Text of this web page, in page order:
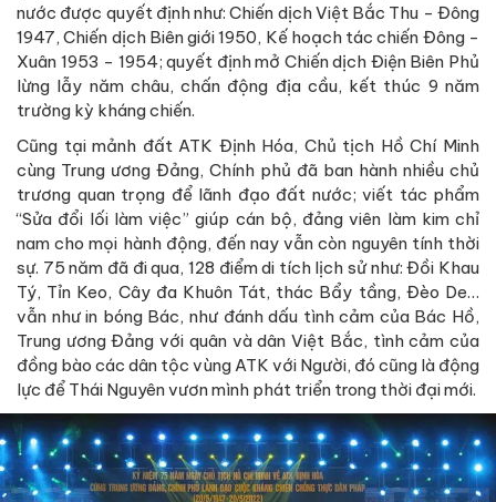
nước được quyết định như: Chiến dịch Việt Bắc Thu - Đông
1947, Chiến dịch Biên giới 1950, Kế hoạch tác chiến Đông -
Xuân 1953 - 1954; quyết định mở Chiến dịch Điện Biên Phủ
lừng lẫy năm châu, chấn động địa cầu, kết thúc 9 năm
trường kỳ kháng chiến.
Cũng tại mảnh đất ATK Định Hóa, Chủ tịch Hồ Chí Minh
cùng Trung ương Đảng, Chính phủ đã ban hành nhiều chủ
trương quan trọng để lãnh đạo đất nước; viết tác phẩm
“Sửa đổi lối làm việc” giúp cán bộ, đảng viên làm kim chỉ
nam cho mọi hành động, đến nay vẫn còn nguyên tính thời
sự. 75 năm đã đi qua, 128 điểm di tích lịch sử như: Đồi Khau
Tý, Tỉn Keo, Cây đa Khuôn Tát, thác Bẩy tầng, Đèo De…
vẫn như in bóng Bác, như đánh dấu tình cảm của Bác Hồ,
Trung ương Đảng với quân và dân Việt Bắc, tình cảm của
đồng bào các dân tộc vùng ATK với Người, đó cũng là động
lực để Thái Nguyên vươn mình phát triển trong thời đại mới.